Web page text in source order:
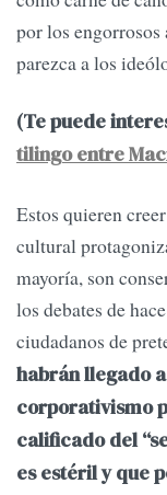
por los engorrosos
parezca a los
(Te puede
tilingo entre
Estos quieren
cultural
mayoría, son
los debates de
ciudadanos de
habrán llegado
corporativismo
calificado del
es estéril y que